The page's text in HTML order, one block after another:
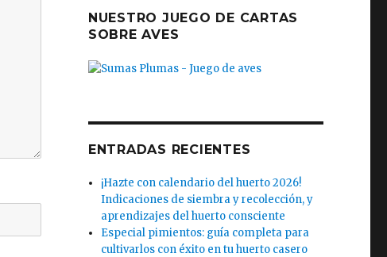
NUESTRO JUEGO DE CARTAS
SOBRE AVES
ENTRADAS RECIENTES
¡Hazte con calendario del huerto 2026!
Indicaciones de siembra y recolección, y
aprendizajes del huerto consciente
Especial pimientos: guía completa para
cultivarlos con éxito en tu huerto casero